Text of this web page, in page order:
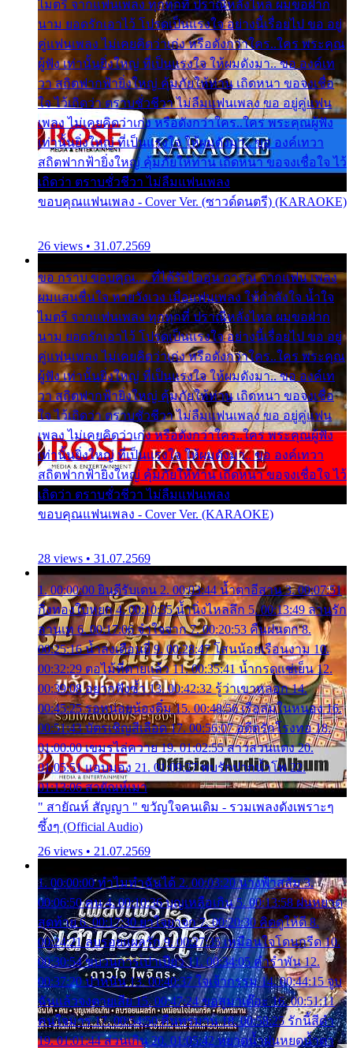
ไมตรี จากแฟนเพลง ทุกทุกที่ ปราณีหลั่งไหล ผมขอฝาก
นาม ยอดรักเอาไว้ โปรดเป็นแรงใจ อย่างนี้เรื่อยไป ขอ อยู่
คู่แฟนเพลง ไม่เคยคิดว่าเก่ง หรือดังกว่าใคร..ใคร พระคุณ
ผู้ฟัง เท่านั้นยิ่งใหญ่ ที่เป็นแรงใจ ให้ผมดังมา.. ขอ องค์เท
วา สถิตฟากฟ้ายิ่งใหญ่ คุ้มภัยให้ท่าน เถิดหนา ขอจงเชื่อ
ใจ ไว้เถิดว่า ตราบชั่วชีวา ไม่ลืมแฟนเพลง ขอ อยู่คู่แฟน
เพลง ไม่เคยคิดว่าเก่ง หรือดังกว่าใคร..ใคร พระคุณผู้ฟัง
เท่านั้นยิ่งใหญ่ ที่เป็นแรงใจ ให้ผมดังมา.. ขอ องค์เทวา
สถิตฟากฟ้ายิ่งใหญ่ คุ้มภัยให้ท่าน เถิดหนา ขอจงเชื่อใจ ไว้
เถิดว่า ตราบชั่วชีวา ไม่ลืมแฟนเพลง
ขอบคุณแฟนเพลง - Cover Ver. (ซาวด์ดนตรี) (KARAOKE)
26 views • 31.07.2569
ขอ กราบ ขอบคุณ.... ที่ได้รับไออุ่น การุณ จากแฟน เพลง
ผมแสนชื่นใจ หายวังเวง เมื่อแฟนเพลง ให้กำลังใจ น้ำใจ
ไมตรี จากแฟนเพลง ทุกทุกที่ ปราณีหลั่งไหล ผมขอฝาก
นาม ยอดรักเอาไว้ โปรดเป็นแรงใจ อย่างนี้เรื่อยไป ขอ อยู่
คู่แฟนเพลง ไม่เคยคิดว่าเก่ง หรือดังกว่าใคร..ใคร พระคุณ
ผู้ฟัง เท่านั้นยิ่งใหญ่ ที่เป็นแรงใจ ให้ผมดังมา.. ขอ องค์เท
วา สถิตฟากฟ้ายิ่งใหญ่ คุ้มภัยให้ท่าน เถิดหนา ขอจงเชื่อ
ใจ ไว้เถิดว่า ตราบชั่วชีวา ไม่ลืมแฟนเพลง ขอ อยู่คู่แฟน
เพลง ไม่เคยคิดว่าเก่ง หรือดังกว่าใคร..ใคร พระคุณผู้ฟัง
เท่านั้นยิ่งใหญ่ ที่เป็นแรงใจ ให้ผมดังมา.. ขอ องค์เทวา
สถิตฟากฟ้ายิ่งใหญ่ คุ้มภัยให้ท่าน เถิดหนา ขอจงเชื่อใจ ไว้
เถิดว่า ตราบชั่วชีวา ไม่ลืมแฟนเพลง
ขอบคุณแฟนเพลง - Cover Ver. (KARAOKE)
28 views • 31.07.2569
1. 00:00:00 ยินดีรับเดน 2. 00:03:44 น้ำตาอีสาน 3. 00:07:51
กิ่งทองใบหยก 4. 00:10:35 น้ำนิ่งไหลลึก 5. 00:13:49 ลานรัก
ลานเท 6. 00:17:06 จำใจจาก 7. 00:20:53 คืนฝนตก 8.
00:25:16 น้ำลงเดือนยี่ 9. 00:28:47 โสนน้อยเรือนงาม 10.
00:32:29 ตอไม้ที่ตายแล้ว 11. 00:35:41 น้ำกรดแช่เย็น 12.
00:39:08 อยากฟังซ้ำ 13. 00:42:32 รู้ว่าเขาหลอก 14.
00:45:25 รอหน่อยน้องติ๋ม 15. 00:48:56 เรือล่มในหนอง 16.
00:51:43 บัตรเชิญสีเลือด 17. 00:56:07 อดีตรักโรงทอ 18.
01:00:00 เขมรไล่ควาย 19. 01:02:55 สาวสวนแตง 20.
01:05:51 แอบมอง 21. 01:09:27 พบรักปากน้ำโพ 22.
01:13:06 สายัณห์เมา
" สายัณห์ สัญญา " ขวัญใจคนเดิม - รวมเพลงดังเพราะๆ
ซึ้งๆ (Official Audio)
26 views • 21.07.2569
1. 00:00:00 ทำไมทำฉันได้ 2. 00:03:20 นางฟ้าสลัม 3.
00:06:50 คน 4. 00:10:36 บุญเหลือเกิน 5. 00:13:58 ฝนหยาด
สุดท้าย 6. 00:17:30 ยาใจยาจก 7. 00:20:30 คิดดูให้ดี 8.
00:24:21 ลบรอยแผลรัก 9. 00:27:35 เหมือนใจโดนกรีด 10.
00:30:54 ขบวนการเปาเปียว 11. 00:34:05 คำรำพัน 12.
00:37:20 ปาหนัน 13. 00:40:37 ใจเจ้ากรรม 14. 00:44:15 จูบ
ฉันแล้วจงตายเสีย 15. 00:47:24 ขอสูมาเต๊อะ 16. 00:51:11
คนใจมาร 17. 00:54:50 คืนทรมาน 18. 00:58:25 รักนี้สีดำ
19. 01:01:44 ส่วนเกิน 20. 01:05:42 หยาดน้ำฝนหยดน้ำตา